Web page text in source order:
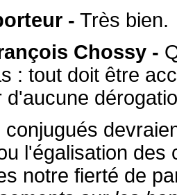
- Très bien.
Chossy -
: tout doit être
d'aucune
conjugués
l'égalisation des
notre fierté de